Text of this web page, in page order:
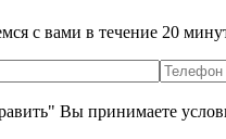
с вами в течение 20
Вы принимаете